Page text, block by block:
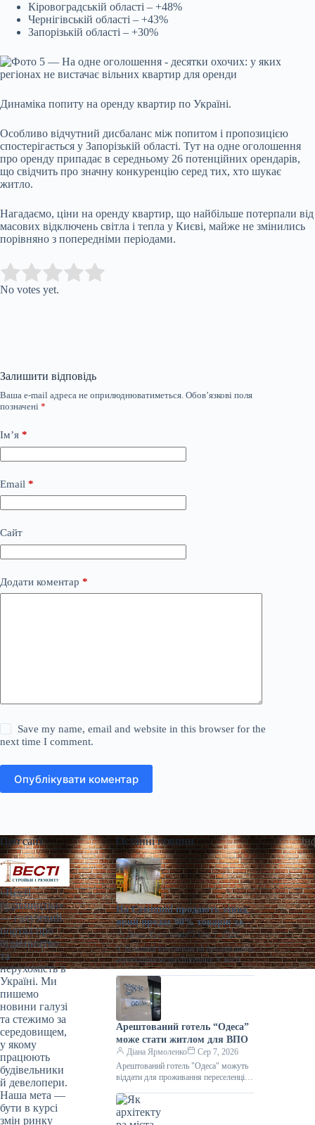
Кіровоградській області – +48%
Чернігівській області – +43%
Запорізькій області – +30%
Динаміка попиту на оренду квартир по Україні.
Особливо відчутний дисбаланс між попитом і пропозицією
спостерігається у Запорізькій області. Тут на одне оголошення
про оренду припадає в середньому 26 потенційних орендарів,
що свідчить про значну конкуренцію серед тих, хто шукає
житло.
Нагадаємо, ціни на оренду квартир, що найбільше потерпали від
масових відключень світла і тепла у Києві, майже не змінились
порівняно з попередніми періодами.
Rate this item:
No votes yet.
Залишити відповідь
Ваша e-mail адреса не оприлюднюватиметься. Обов’язкові поля
позначені *
Ім’я *
Email *
Сайт
Додати коментар *
Save my name, email and website in this browser for the
next time I comment.
Опублікувати коментар
Про сайт
«Весті
будівництва»
— галузевий
портал про
будівництво
та
нерухомість в
Україні. Ми
пишемо
новини галузі
та стежимо за
середовищем,
у якому
працюють
будівельники
й девелопери.
Наша мета —
бути в курсі
змін ринку
Останні новини
На Сумщині продають завод,
який продає 90% товарів за
кордон
Діана Ярмоленко
Сер 7, 2026
У Конотопі виставили на продаж діюче
агропідприємство/Inventure У місті
Конотоп Сумської області виставили
на продаж 100% корпоративних прав
діючого агропереробного
Арештований готель “Одеса”
може стати житлом для ВПО
Діана Ярмоленко
Сер 7, 2026
Арештований готель "Одеса" можуть
віддати для проживання переселенців /
може стати першим арештованим
об’єктом нерухомості,